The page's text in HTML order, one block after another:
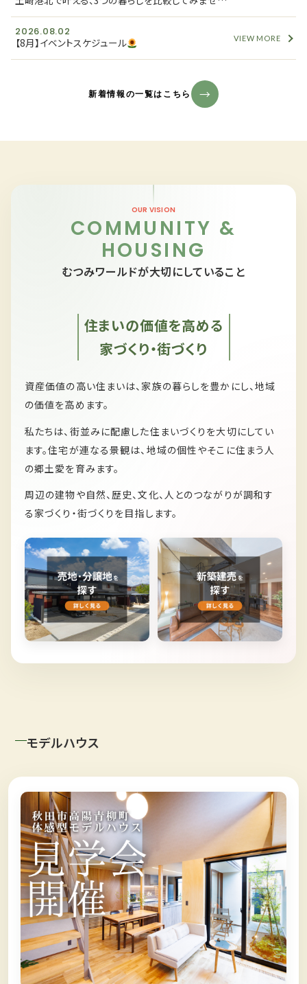
2026.08.02
【8月】イベントスケジュール VIEW MORE
新着情報の一覧はこちら
OUR VISION
COMMUNITY &
HOUSING
むつみワールドが大切にしていること
住まいの価値を高める
家づくり・街づくり
資産価値の高い住まいは、家族の暮らしを豊かにし、地域
の価値を高めます。
私たちは、 街並みに配慮した住まいづくりを大切にしてい
ます。住宅が連なる景観は、 地域の個性やそこに住まう人
の郷土愛を育みます。
周辺の建物や自然、歴史、文化、人とのつながりが調和す
る家づくり・街づくりを目指します。
モデルハウス